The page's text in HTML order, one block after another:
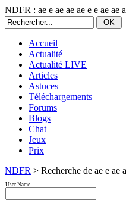
NDFR : ae e ae ae ae e e ae ae
Accueil
Actualité
Actualité LIVE
Articles
Astuces
Téléchargements
Forums
Blogs
Chat
Jeux
Prix
NDFR > Recherche de ae e ae
User Name